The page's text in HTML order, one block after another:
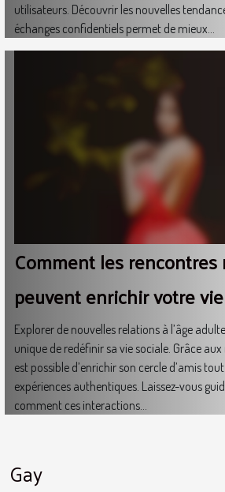
utilisateurs. Découvrir les nouvelles
échanges confidentiels permet de mieux...
Comment les rencontres
peuvent enrichir votre
Explorer de nouvelles relations à l’âge
unique de redéfinir sa vie sociale. Grâce
est possible d’enrichir son cercle d’amis
expériences authentiques. Laissez-vous
comment ces interactions...
Gay